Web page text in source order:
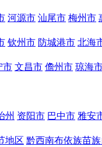
河源市 汕尾市 梅州市
钦州市 防城港市 北海
市 文昌市 儋州市 琼海
州 资阳市 巴中市 雅安
地区 黔西南布依族苗族